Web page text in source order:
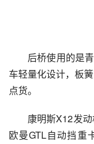
后桥使用的是
车轻量化设计，板
点货。
康明斯X12发
欧曼GTL自动挡重